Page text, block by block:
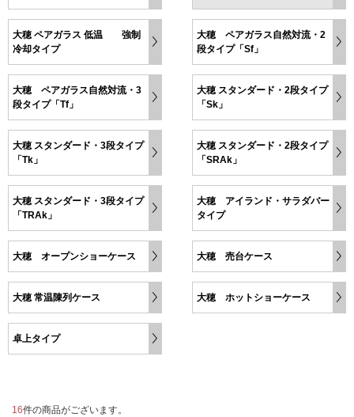
大穂 ペアガラス 低温 強制
冷却タイプ
大穂 ペアガラス自然対流・2
段タイプ「Sf」
大穂 ペアガラス自然対流・3
段タイプ「Tf」
大穂 スタンダード・2段タイプ
「Sk」
大穂 スタンダード・3段タイプ
「Tk」
大穂 スタンダード・2段タイプ
「SRAk」
大穂 スタンダード・3段タイプ
「TRAk」
大穂 アイランド・サラダバー
タイプ
大穂 オープンショーケース 大穂 売台ケース
大穂 常温陳列ケース 大穂 ホットショーケース
卓上タイプ
16件の商品がございます。